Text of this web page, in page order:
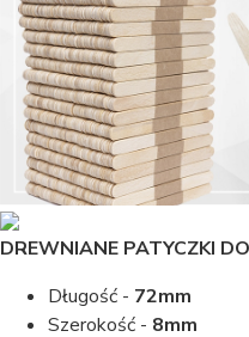
DREWNIANE PATYCZKI
Długość - 72mm
Szerokość - 8mm